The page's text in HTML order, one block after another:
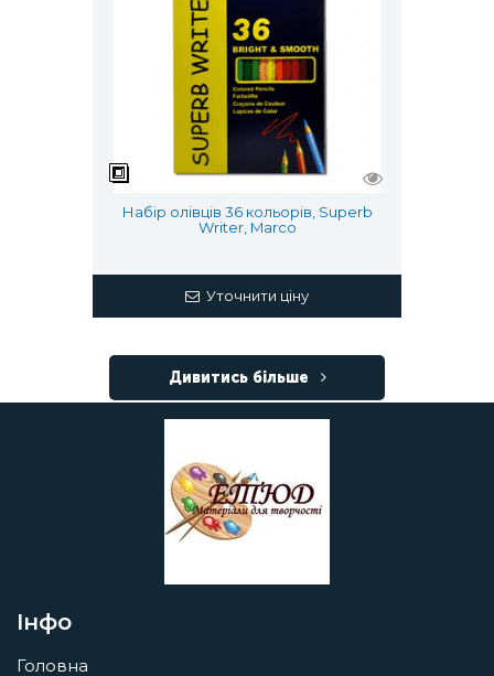
Набір олівців 36 кольорів, Superb
Writer, Marco
Уточнити ціну
Дивитись більше
Інфо
Головна